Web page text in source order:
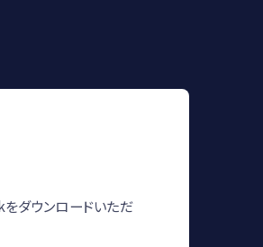
ダウンロードいただ